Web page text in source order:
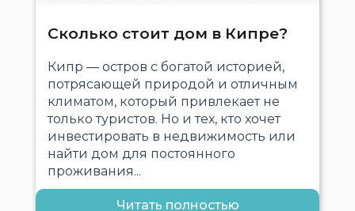
Сколько стоит дом в Кипре?
Кипр — остров с богатой историей,
потрясающей природой и отличным
климатом, который привлекает не
только туристов. Но и тех, кто хочет
инвестировать в недвижимость или
найти дом для постоянного
проживания...
Читать полностью